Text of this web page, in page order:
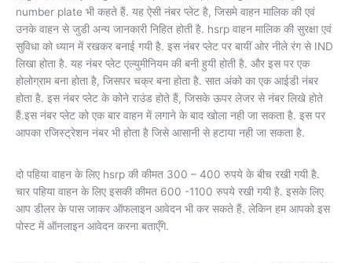
number plate भी कहते हैं. यह ऐसी नंबर प्लेट है, जिसमे वाहन मालिक की एवं
उनके वाहन से जुडी अन्य जानकारी निहित होती है. hsrp वाहन मालिक की सुरक्षा एवं
सुविधा को ध्यान में रखकर बनाई गयी है. इस नंबर प्लेट पर बायीं ओर नीले रंग से IND
लिखा होता है. यह नंबर प्लेट एल्युमीनियम की बनी हुयी होती है. और इस पर एक
होलोग्राम बना होता है, जिसपर चक्र बना होता है. सात अंको का एक आईडी नंबर
होता है. इस नंबर प्लेट के कोने राउंड होते हैं, जिसके ऊपर लेजर से नंबर लिखे होते
हैं.इस नंबर प्लेट को एक बार वाहन में लगाने के बाद खोला नही जा सकता है. इस पर
आपका रजिस्ट्रेशन नंबर भी होता है जिसे आसानी से हटाया नही जा सकता है.
दो पहिया वाहन के लिए hsrp की कीमत 300 – 400 रुपये के बीच रखी गयी है.
चार पहिया वाहन के लिए इसकी कीमत 600 -1100 रुपये रखी गयी है. इसके लिए
आप डीलर के पास जाकर ऑफलाइन आवेदन भी कर सकते हैं. लेकिन हम आपको इस
पोस्ट में ऑनलाइन आवेदन करना बताएँगे.